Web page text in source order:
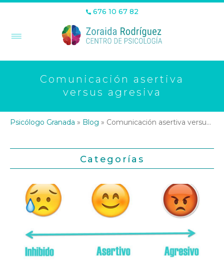
676 10 67 82
Comunicación asertiva
versus agresiva
Psicólogo Granada » Blog » Comunicación asertiva versus agresiva
Categorías